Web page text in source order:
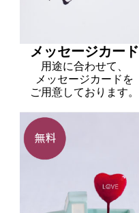
メッセージカード
用途に合わせて、
メッセージカードを
ご用意しております。